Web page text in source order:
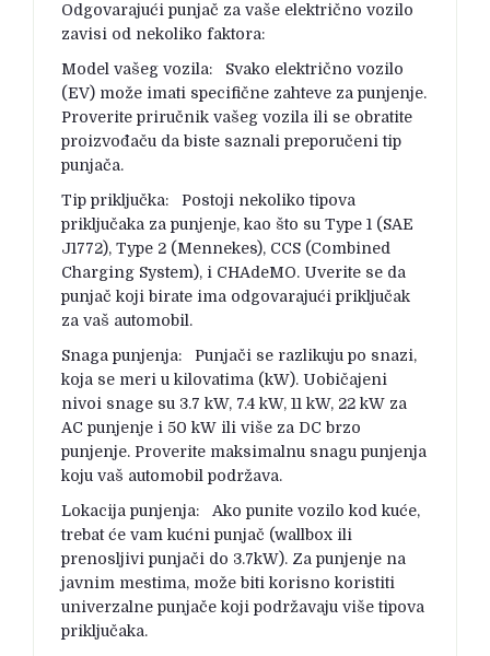
Odgovarajući punjač za vaše električno vozilo
zavisi od nekoliko faktora:
Model vašeg vozila: Svako električno vozilo
(EV) može imati specifične zahteve za punjenje.
Proverite priručnik vašeg vozila ili se obratite
proizvođaču da biste saznali preporučeni tip
punjača.
Tip priključka: Postoji nekoliko tipova
priključaka za punjenje, kao što su Type 1 (SAE
J1772), Type 2 (Mennekes), CCS (Combined
Charging System), i CHAdeMO. Uverite se da
punjač koji birate ima odgovarajući priključak
za vaš automobil.
Snaga punjenja: Punjači se razlikuju po snazi,
koja se meri u kilovatima (kW). Uobičajeni
nivoi snage su 3.7 kW, 7.4 kW, 11 kW, 22 kW za
AC punjenje i 50 kW ili više za DC brzo
punjenje. Proverite maksimalnu snagu punjenja
koju vaš automobil podržava.
Lokacija punjenja: Ako punite vozilo kod kuće,
trebat će vam kućni punjač (wallbox ili
prenosljivi punjači do 3.7kW). Za punjenje na
javnim mestima, može biti korisno koristiti
univerzalne punjače koji podržavaju više tipova
priključaka.